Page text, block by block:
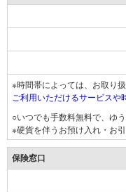
※時間帯によっては、お取り
ご利用いただけるサービスや
○いつでも手数料無料で、ゆ
※硬貨を伴うお預け入れ・お
保険窓口